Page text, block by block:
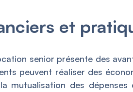
et
senior présente des
peuvent réaliser des
mutualisation des